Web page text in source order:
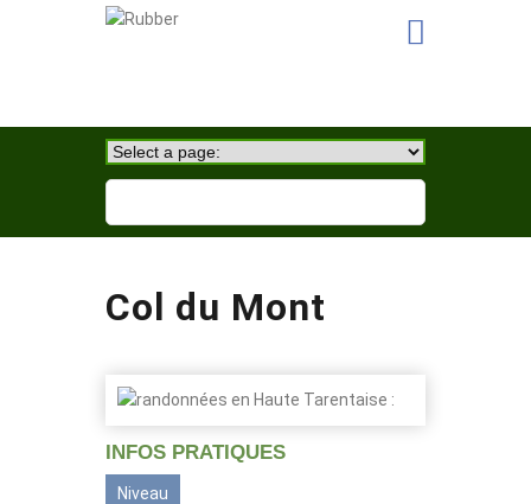
Col du Mont
INFOS PRATIQUES
Niveau